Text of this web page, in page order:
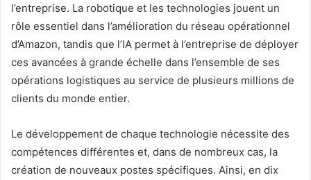
l’entreprise. La robotique et les technologies jouent un
rôle essentiel dans l’amélioration du réseau opérationnel
d’Amazon, tandis que l’IA permet à l’entreprise de déployer
ces avancées à grande échelle dans l’ensemble de ses
opérations logistiques au service de plusieurs millions de
clients du monde entier.
Le développement de chaque technologie nécessite des
compétences différentes et, dans de nombreux cas, la
création de nouveaux postes spécifiques. Ainsi, en dix